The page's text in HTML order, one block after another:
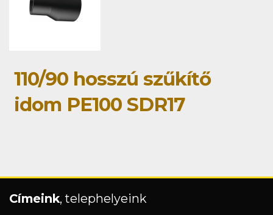
110/90 hosszú szűkítő
idom PE100 SDR17
Címeink, telephelyeink